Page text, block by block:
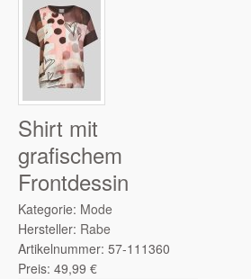
Shirt mit
grafischem
Frontdessin
Kategorie: Mode
Hersteller: Rabe
Artikelnummer: 57-111360
Preis: 49,99 €